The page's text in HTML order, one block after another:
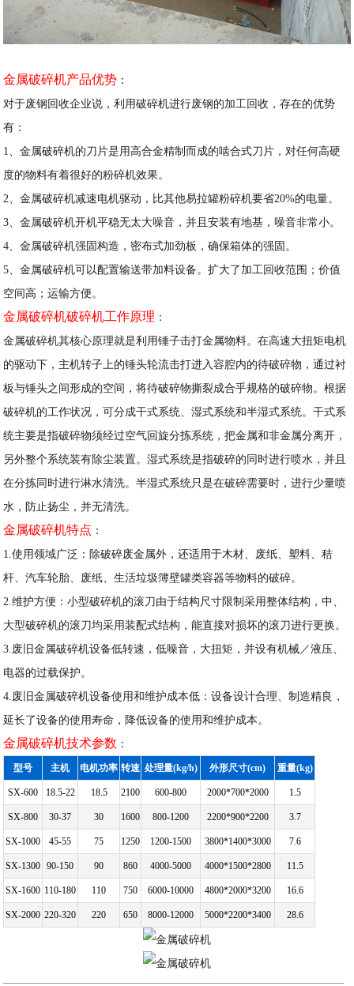
金属破碎机产品优势 ：
对于废钢回收企业说，利用破碎机进行废钢的加工回收，存在的优势
有：
1、金属破碎机的刀片是用高合金精制而成的啮合式刀片，对任何高硬
度的物料有着很好的粉碎机效果。
2、金属破碎机减速电机驱动，比其他易拉罐粉碎机要省20%的电量。
3、金属破碎机开机平稳无太大噪音，并且安装有地基，噪音非常小。
4、金属破碎机强固构造，密布式加劲板，确保箱体的强固。
5、金属破碎机可以配置输送带加料设备。扩大了加工回收范围；价值
空间高；运输方便。
金属破碎机破碎机工作原理 ：
金属破碎机其核心原理就是利用锤子击打金属物料。在高速大扭矩电机
的驱动下，主机转子上的锤头轮流击打进入容腔内的待破碎物，通过衬
板与锤头之间形成的空间，将待破碎物撕裂成合乎规格的破碎物。根据
破碎机的工作状况，可分成干式系统、湿式系统和半湿式系统。干式系
统主要是指破碎物须经过空气回旋分拣系统，把金属和非金属分离开，
另外整个系统装有除尘装置。湿式系统是指破碎的同时进行喷水，并且
在分拣同时进行淋水清洗。半湿式系统只是在破碎需要时，进行少量喷
水，防止扬尘，并无清洗。
金属破碎机特点 ：
1.使用领域广泛：除破碎废金属外，还适用于木材、废纸、塑料、秸
杆、汽车轮胎、废纸、生活垃圾簿壁罐类容器等物料的破碎。
2.维护方便：小型破碎机的滚刀由于结构尺寸限制采用整体结构，中、
大型破碎机的滚刀均采用装配式结构，能直接对损坏的滚刀进行更换。
3.废旧金属破碎机设备低转速，低噪音，大扭矩，并设有机械／液压、
电器的过载保护。
4.废旧金属破碎机设备使用和维护成本低：设备设计合理、制造精良，
延长了设备的使用寿命，降低设备的使用和维护成本。
金属破碎机技术参数 ：
型号 主机 电机功率 转速 处理量(kg/h) 外形尺寸(cm) 重量(kg)
SX-600 18.5-22 18.5 2100 600-800 2000*700*2000 1.5
SX-800 30-37 30 1600 800-1200 2200*900*2200 3.7
SX-1000 45-55 75 1250 1200-1500 3800*1400*3000 7.6
SX-1300 90-150 90 860 4000-5000 4000*1500*2800 11.5
SX-1600 110-180 110 750 6000-10000 4800*2000*3200 16.6
SX-2000 220-320 220 650 8000-12000 5000*2200*3400 28.6